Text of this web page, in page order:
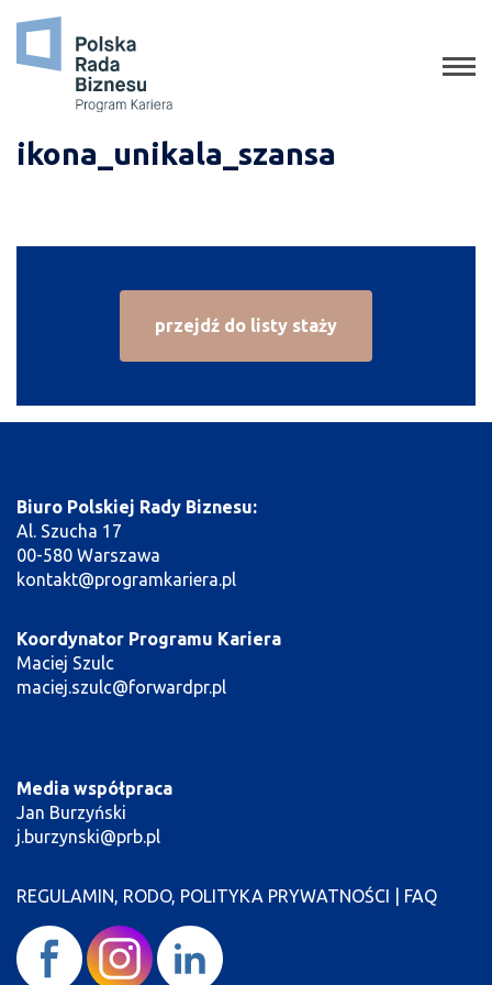
ikona_unikala_szansa
przejdź do listy staży
Biuro Polskiej Rady Biznesu:
Al. Szucha 17
00-580 Warszawa
kontakt@programkariera.pl
Koordynator Programu Kariera
Maciej Szulc
maciej.szulc@forwardpr.pl
Media współpraca
Jan Burzyński
j.burzynski@prb.pl
REGULAMIN, RODO, POLITYKA PRYWATNOŚCI FAQ
o programie
jak aplikować
staże
media o nas